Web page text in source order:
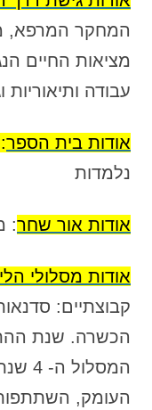
המחקר המרפא,
מציאות החיים
עבודה ותיאוריות
אודות בית הספר:
נלמדות
אודות אור שחר:
אודות מסלולי
קבוצתיים:
הכשרה. שנת
העומק,